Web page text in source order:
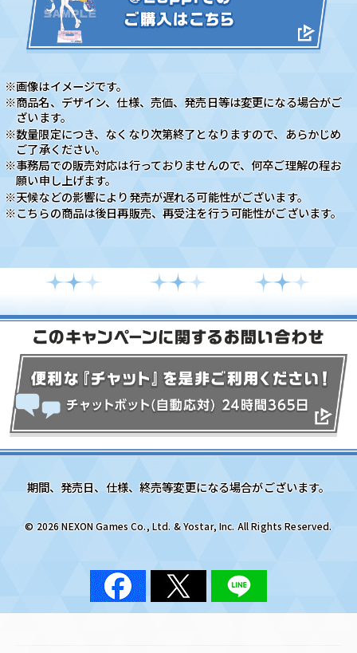
※画像はイメージです。
※商品名、デザイン、仕様、売価、発売日等は変更になる場合がご
ざいます。
※数量限定につき、なくなり次第終了となりますので、あらかじめ
ご了承ください。
※事務局での販売対応は行っておりませんので、何卒ご理解の程お
願い申し上げます。
※天候などの影響により発売が遅れる可能性がございます。
※こちらの商品は後日再販売、再受注を行う可能性がございます。
期間、発売日、仕様、終売等変更になる場合がございます。
© 2026 NEXON Games Co., Ltd. & Yostar, Inc. All Rights Reserved.